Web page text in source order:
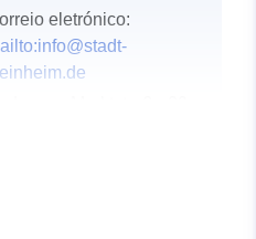
eletrónico: